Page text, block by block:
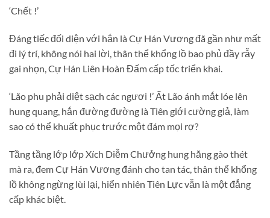
‘Chết !’
Đáng tiếc đối diện với hắn là Cự Hán Vương đã gần như mất
đi lý trí, không nói hai lời, thân thể khổng lồ bao phủ đầy rẫy
gai nhọn, Cự Hán Liên Hoàn Đấm cấp tốc triển khai.
‘Lão phu phải diệt sạch các ngươi !’ Ất Lão ánh mắt lóe lên
hung quang, hắn đường đường là Tiên giới cường giả, làm
sao có thể khuất phục trước một đám mọi rợ?
Tầng tầng lớp lớp Xích Diễm Chưởng hung hăng gào thét
mà ra, đem Cự Hán Vương đánh cho tan tác, thân thể khổng
lồ không ngừng lùi lại, hiển nhiên Tiên Lực vẫn là một đẳng
cấp khác biệt.